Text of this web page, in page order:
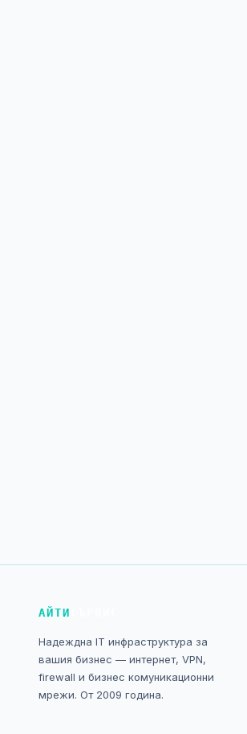
АЙТИ
Надеждна IT инфраструктура за
вашия бизнес — интернет, VPN,
firewall и бизнес комуникационни
мрежи. От 2009 година.